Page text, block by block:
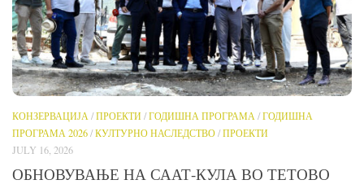
КОНЗЕРВАЦИЈА /ПРОЕКТИ/ГОДИШНА ПРОГРАМА /ГОДИШНА
ПРОГРАМА 2026/КУЛТУРНО НАСЛЕДСТВО/ПРОЕКТИ
JULY 16, 2026
ОБНОВУВАЊЕ НА СААТ-КУЛА ВО ТЕТОВО